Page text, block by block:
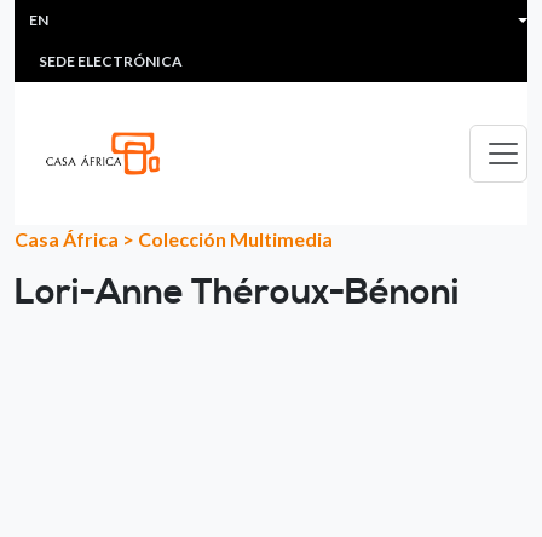
Skip to main content
HEADER MENU
MULTIMEDIA
SEDE ELECTRÓNICA
EN
Casa África > Colección Multimedia
Lori-Anne Théroux-Bénoni